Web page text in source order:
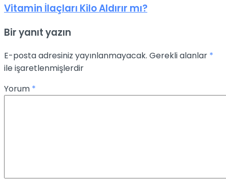
Vitamin İlaçları Kilo Aldırır mı?
Bir yanıt yazın
E-posta adresiniz yayınlanmayacak. Gerekli alanlar *
ile işaretlenmişlerdir
Yorum *